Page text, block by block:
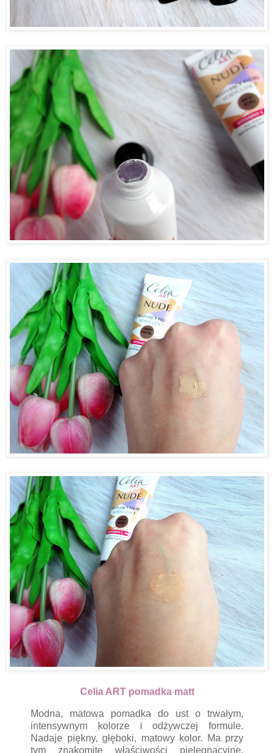
Celia ART pomadka matt
Modna, matowa pomadka do ust o trwałym,
intensywnym kolorze i odżywczej formule.
Nadaje piękny, głęboki, matowy kolor. Ma przy
tym znakomite właściwości pielęgnacyjne.